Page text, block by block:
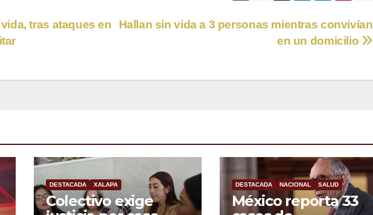
Hallan sin vida a 3 personas mientras convivían
en un domicilio
tras ataques en
DESTACADA XALAPA
Colectivo exige
DESTACADA NACIONAL SALUD
México reporta 33